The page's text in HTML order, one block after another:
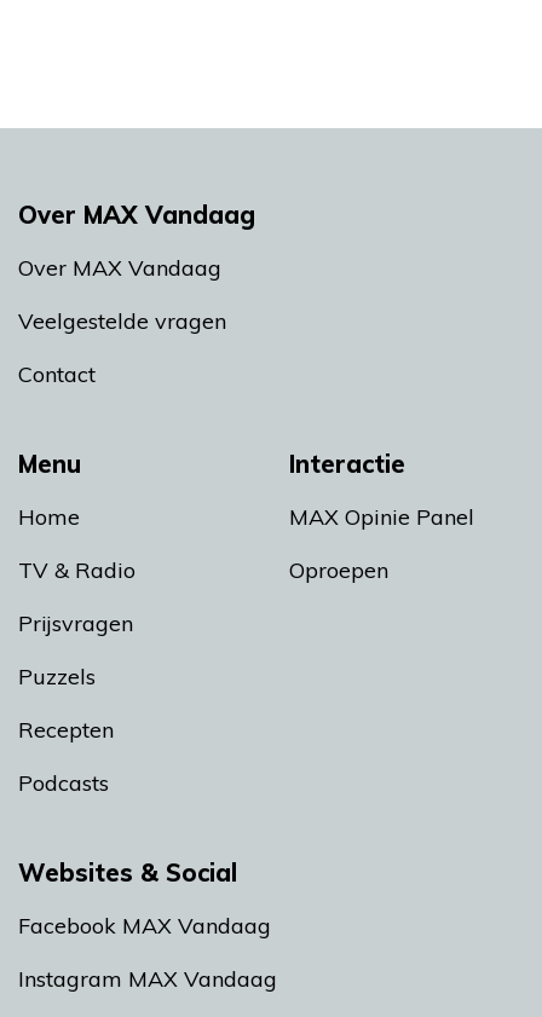
Menu
Home
TV & Radio
Prijsvragen
Puzzels
Recepten
Podcasts
Interactie
MAX Opinie Panel
Oproepen
Over MAX Vandaag
Over MAX Vandaag
Veelgestelde vragen
Contact
Websites & Social
Facebook MAX Vandaag
Instagram MAX Vandaag